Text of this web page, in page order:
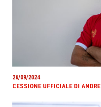
26/09/2024
CESSIONE UFFICIALE DI